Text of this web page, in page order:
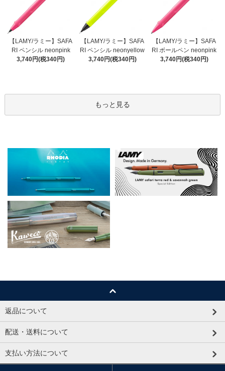
【LAMY/ラミー】SAFA
RI ペンシル neonpink
3,740円(税340円)
【LAMY/ラミー】SAFA
RI ペンシル neonyellow
3,740円(税340円)
【LAMY/ラミー】SAFA
RI ボールペン neonpink
3,740円(税340円)
もっと見る
返品について
配送・送料について
支払い方法について